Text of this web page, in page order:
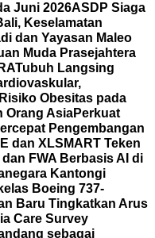
Juni 2026ASDP Siaga
Keselamatan
dan Yayasan Maleo
Muda Prasejahtera
Tubuh Langsing
Obesitas pada
Orang AsiaPerkuat
Pengembangan
dan XLSMART Teken
FWA Berbasis AI di
Kantongi
Boeing 737-
Baru Tingkatkan Arus
Care Survey
sebagai